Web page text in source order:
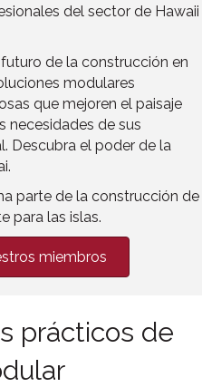
del sector de Hawaii
de la construcción en
modulares
que mejoren el paisaje
necesidades de sus
Descubra el poder de la
parte de la construcción de
para las islas.
miembros
prácticos de